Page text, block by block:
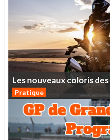
Lesnouveauxcolorisdes
Pratique